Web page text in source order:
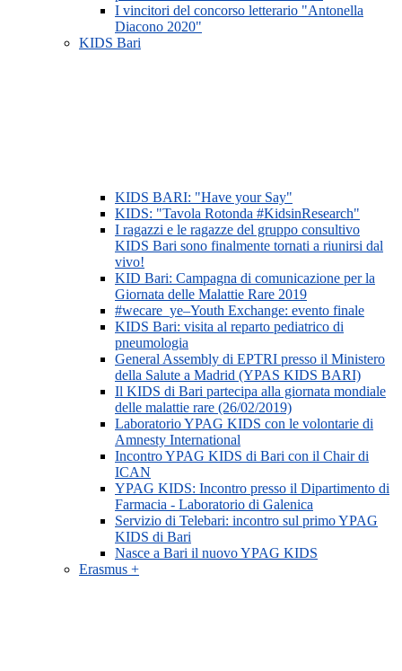
I vincitori del concorso letterario "Antonella
Diacono 2020"
KIDS Bari
KIDS BARI: "Have your Say"
KIDS: "Tavola Rotonda #KidsinResearch"
I ragazzi e le ragazze del gruppo consultivo
KIDS Bari sono finalmente tornati a riunirsi dal
vivo!
KID Bari: Campagna di comunicazione per la
Giornata delle Malattie Rare 2019
#wecare_ye–Youth Exchange: evento finale
KIDS Bari: visita al reparto pediatrico di
pneumologia
General Assembly di EPTRI presso il Ministero
della Salute a Madrid (YPAS KIDS BARI)
Il KIDS di Bari partecipa alla giornata mondiale
delle malattie rare (26/02/2019)
Laboratorio YPAG KIDS con le volontarie di
Amnesty International
Incontro YPAG KIDS di Bari con il Chair di
ICAN
YPAG KIDS: Incontro presso il Dipartimento di
Farmacia - Laboratorio di Galenica
Servizio di Telebari: incontro sul primo YPAG
KIDS di Bari
Nasce a Bari il nuovo YPAG KIDS
Erasmus +